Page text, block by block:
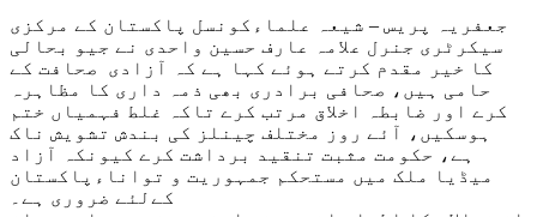
جعفریہ پریس – شیعہ علماءکونسل پاکستان کے مرکزی
سیکرٹری جنرل علامہ عارف حسین واحدی نے جیو بحالی
کا خیر مقدم کرتے ہوئے کہا ہے کہ آزادی صحافت کے
حامی ہیں، صحافی برادری بھی ذمہ داری کا مظاہرہ
کرے اور ضابطہ اخلاق مرتب کرے تاکہ غلط فہمیاں ختم
ہوسکیں، آئے روز مختلف چینلز کی بندش تشویش ناک
ہے، حکومت مثبت تنقید برداشت کرے کیونکہ آزاد
میڈیا ملک میں مستحکم جمہوریت و تواناءپاکستان
کےلئے ضروری ہے۔